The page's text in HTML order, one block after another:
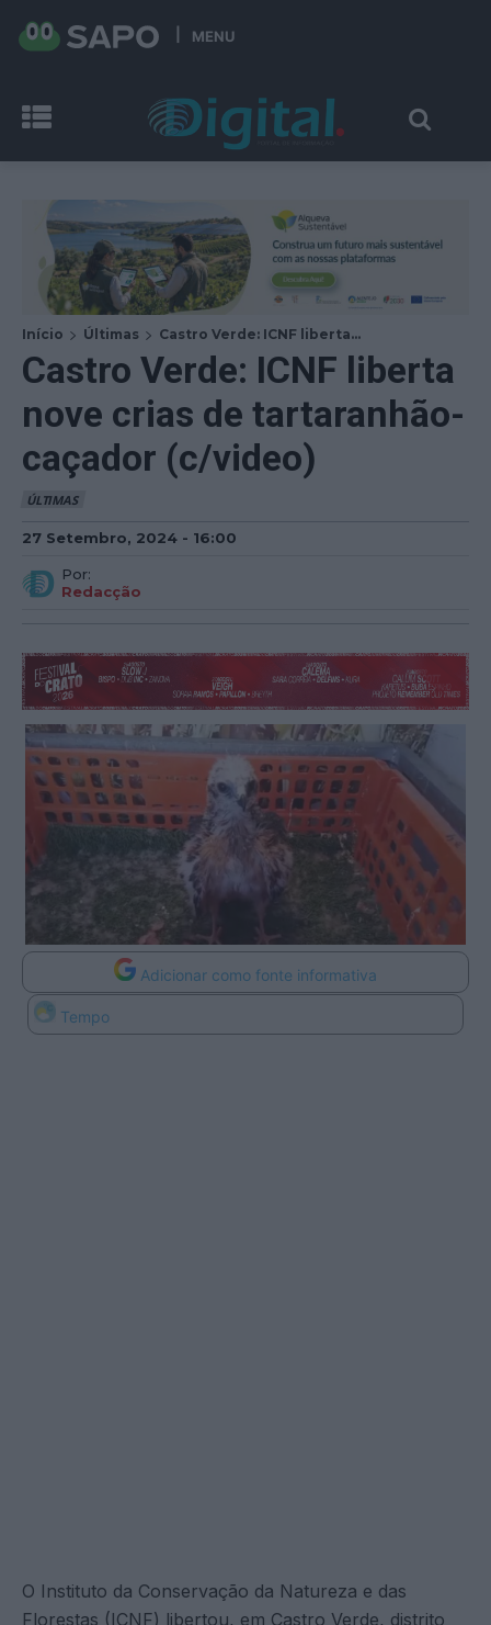
MENU
Início Últimas Castro Verde: ICNF liberta...
Castro Verde: ICNF liberta
nove crias de tartaranhão-
caçador (c/video)
ÚLTIMAS
27 Setembro, 2024 - 16:00
Por:
Redacção
Adicionar como fonte informativa
Tempo
O Instituto da Conservação da Natureza e das
Florestas (ICNF) libertou, em Castro Verde, distrito